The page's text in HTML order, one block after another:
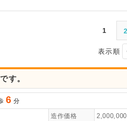
1 2
表示順
す。
6 分
造作価格